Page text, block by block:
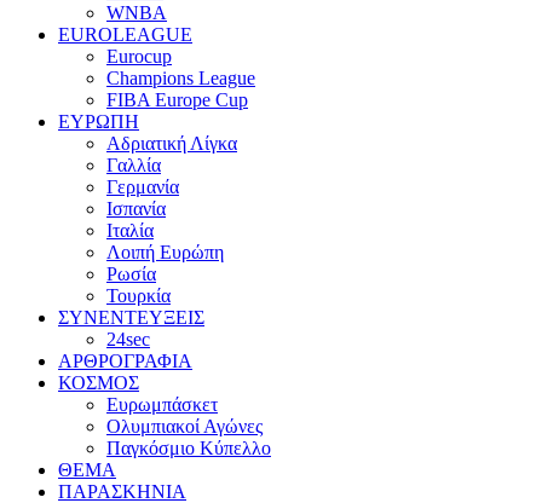
WNBA
ΕUROLEAGUE
Eurocup
Champions League
FIBA Europe Cup
ΕΥΡΩΠΗ
Αδριατική Λίγκα
Γαλλία
Γερμανία
Ισπανία
Ιταλία
Λοιπή Ευρώπη
Ρωσία
Τουρκία
ΣΥΝΕΝΤΕΥΞΕΙΣ
24sec
ΑΡΘΡΟΓΡΑΦΙΑ
ΚΟΣΜΟΣ
Ευρωμπάσκετ
Ολυμπιακοί Αγώνες
Παγκόσμιο Κύπελλο
ΘΕΜΑ
ΠΑΡΑΣΚΗΝΙΑ